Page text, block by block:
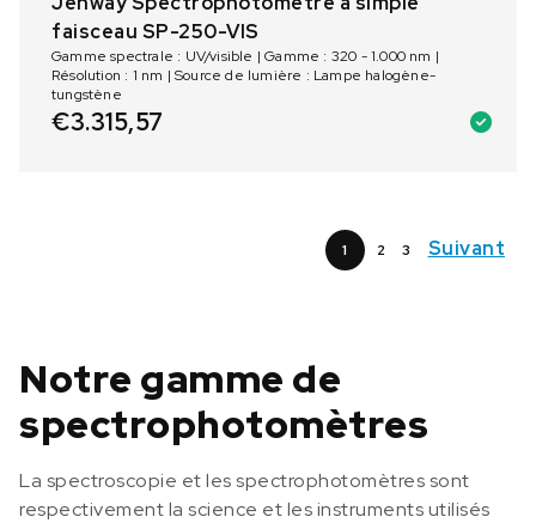
faisceau SP-250-VIS
Gamme spectrale : UV/visible | Gamme : 320 - 1.000 nm |
Résolution : 1 nm | Source de lumière : Lampe halogène-
tungstène
€3.315,57
1 2 3 Suivant
Notre gamme de
spectrophotomètres
La spectroscopie et les spectrophotomètres sont
respectivement la science et les instruments utilisés